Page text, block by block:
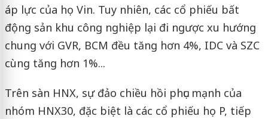
áp lực của họ Vin. Tuy nhiên, các cổ phiếu bất
động sản khu công nghiệp lại đi ngược xu hướng
chung với GVR, BCM đều tăng hơn 4%, IDC và SZC
cùng tăng hơn 1%...
Trên sàn HNX, sự đảo chiều hồi phục mạnh của
nhóm HNX30, đặc biệt là các cổ phiếu họ P, tiếp